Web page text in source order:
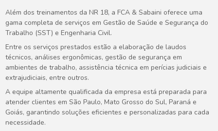
Além dos treinamentos da NR 18, a FCA & Sabaini oferece uma
gama completa de serviços em Gestão de Saúde e Segurança do
Trabalho (SST) e Engenharia Civil.
Entre os serviços prestados estão a elaboração de laudos
técnicos, análises ergonômicas, gestão de segurança em
ambientes de trabalho, assistência técnica em perícias judiciais e
extrajudiciais, entre outros.
A equipe altamente qualificada da empresa está preparada para
atender clientes em São Paulo, Mato Grosso do Sul, Paraná e
Goiás, garantindo soluções eficientes e personalizadas para cada
necessidade.